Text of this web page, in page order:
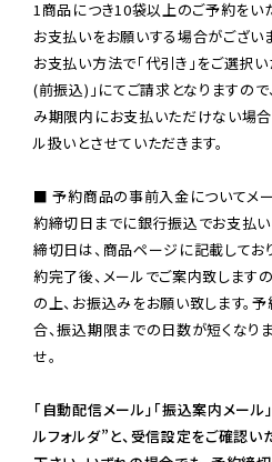
1商品につき10袋以上のご予約をい
お支払いをお願いする場合がござい
お支払い方法で「代引き」をご選択
(前振込)」にてご請求となりますので
み期限内にお支払いただけない場
ル扱いとさせていただきます。
■ 予約商品の事前入金についてメ
約締切日までに銀行振込でお支払
締切日は、商品ページに記載してお
約完了後、メールでご案内致します
の上、お振込みをお願い致します。
合、振込期限までの日数が短くなり
せ。
「自動配信メール」「振込案内メー
ルフォルダ”と、受信設定をご確認